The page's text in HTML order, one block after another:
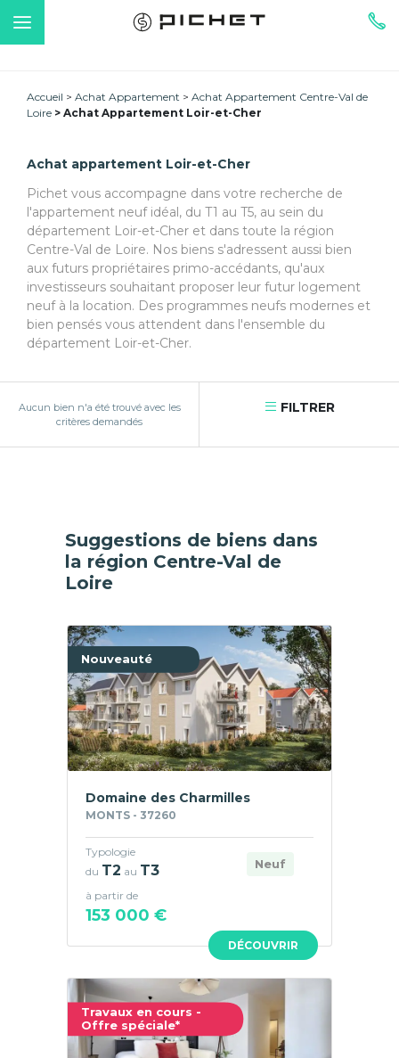
Accueil Achat Appartement
Achat Appartement Centre-Val de
Loire
Achat Appartement Loir-et-Cher
Achat appartement Loir-et-Cher
Pichet vous accompagne dans votre recherche de
l'appartement neuf idéal, du T1 au T5, au sein du
département Loir-et-Cher et dans toute la région
Centre-Val de Loire. Nos biens s'adressent aussi bien
aux futurs propriétaires primo-accédants, qu'aux
investisseurs souhaitant proposer leur futur logement
neuf à la location. Des programmes neufs modernes et
bien pensés vous attendent dans l'ensemble du
département Loir-et-Cher.
Aucun bien n'a été trouvé avec les
critères demandés
FILTRER
Suggestions de biens dans
la région Centre-Val de
Loire
Nouveauté
DÉCOUVRIR
Domaine des Charmilles
MONTS - 37260
Neuf
Typologie
du T2 au T3
à partir de
153 000 €
Travaux en cours -
Offre spéciale*